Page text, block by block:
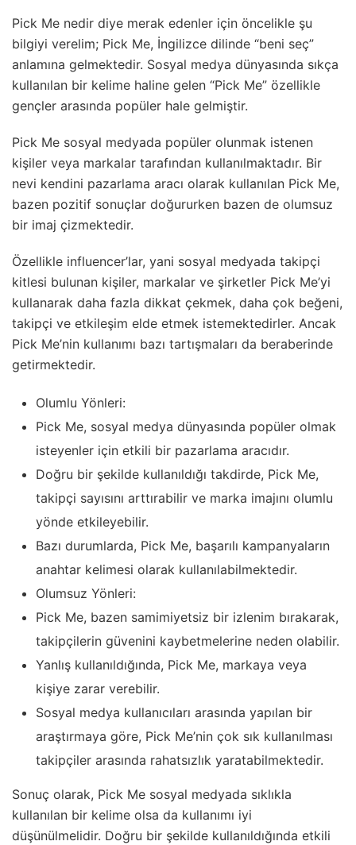
Pick Me nedir diye merak edenler için öncelikle şu
bilgiyi verelim; Pick Me, İngilizce dilinde “beni seç”
anlamına gelmektedir. Sosyal medya dünyasında sıkça
kullanılan bir kelime haline gelen “Pick Me” özellikle
gençler arasında popüler hale gelmiştir.
Pick Me sosyal medyada popüler olunmak istenen
kişiler veya markalar tarafından kullanılmaktadır. Bir
nevi kendini pazarlama aracı olarak kullanılan Pick Me,
bazen pozitif sonuçlar doğururken bazen de olumsuz
bir imaj çizmektedir.
Özellikle influencer’lar, yani sosyal medyada takipçi
kitlesi bulunan kişiler, markalar ve şirketler Pick Me’yi
kullanarak daha fazla dikkat çekmek, daha çok beğeni,
takipçi ve etkileşim elde etmek istemektedirler. Ancak
Pick Me’nin kullanımı bazı tartışmaları da beraberinde
getirmektedir.
Olumlu Yönleri:
Pick Me, sosyal medya dünyasında popüler olmak
isteyenler için etkili bir pazarlama aracıdır.
Doğru bir şekilde kullanıldığı takdirde, Pick Me,
takipçi sayısını arttırabilir ve marka imajını olumlu
yönde etkileyebilir.
Bazı durumlarda, Pick Me, başarılı kampanyaların
anahtar kelimesi olarak kullanılabilmektedir.
Olumsuz Yönleri:
Pick Me, bazen samimiyetsiz bir izlenim bırakarak,
takipçilerin güvenini kaybetmelerine neden olabilir.
Yanlış kullanıldığında, Pick Me, markaya veya
kişiye zarar verebilir.
Sosyal medya kullanıcıları arasında yapılan bir
araştırmaya göre, Pick Me’nin çok sık kullanılması
takipçiler arasında rahatsızlık yaratabilmektedir.
Sonuç olarak, Pick Me sosyal medyada sıklıkla
kullanılan bir kelime olsa da kullanımı iyi
düşünülmelidir. Doğru bir şekilde kullanıldığında etkili